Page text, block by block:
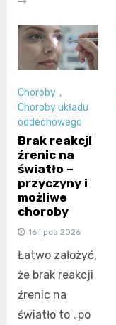
Choroby ,
Choroby układu
oddechowego
Brak reakcji
źrenic na
światło –
przyczyny i
możliwe
choroby
16 lipca 2026
Łatwo założyć,
że brak reakcji
źrenic na
światło to „po